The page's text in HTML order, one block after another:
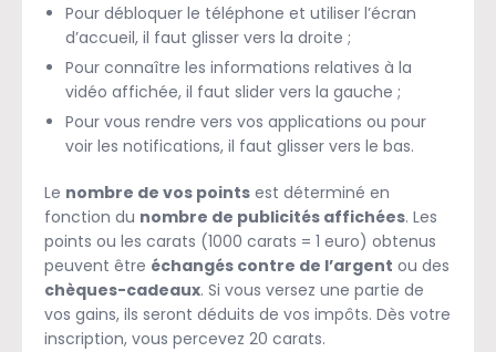
Pour débloquer le téléphone et utiliser l’écran
d’accueil, il faut glisser vers la droite ;
Pour connaître les informations relatives à la
vidéo affichée, il faut slider vers la gauche ;
Pour vous rendre vers vos applications ou pour
voir les notifications, il faut glisser vers le bas.
Le nombre de vos points est déterminé en
fonction du nombre de publicités affichées. Les
points ou les carats (1000 carats = 1 euro) obtenus
peuvent être échangés contre de l’argent ou des
chèques-cadeaux. Si vous versez une partie de
vos gains, ils seront déduits de vos impôts. Dès votre
inscription, vous percevez 20 carats.